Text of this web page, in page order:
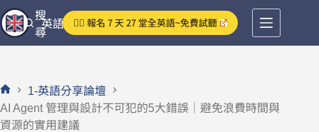
跳
至
主
容
英語分享論壇
搜
尋
👉🏻 報名 7 天 27 堂全英語~免費試聽
首
頁
1-英語分享論壇
AI Agent 管理與設計不可犯的5大錯誤｜避免浪費時間與
資源的實用建議